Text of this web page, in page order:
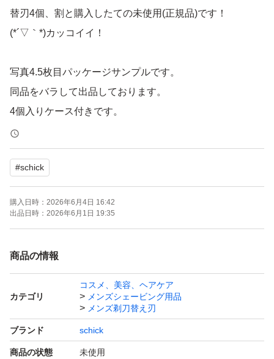
替刃4個、割と購入したての未使用(正規品)です！
(*´▽｀*)カッコイイ！
写真4.5枚目パッケージサンプルです。
同品をバラして出品しております。
4個入りケース付きです。
ハイドロシリーズの、お肌に優しい
ちょっと高級版という感じですかね！
洗練されたデザイン性ながらも、
シックシリーズは全て互換性がありますので
他のシックシリーズにも替刃は適用できます。
このカスタムの本体、デザインもカッコよいですし
『衝撃吸収機能』も搭載されてますので宜しければ本体も
ご検討下さいませ♪
#schick
購入日時： 2026年6月4日 16:42
出品日時： 2026年6月1日 19:35
商品の情報
カテゴリ
コスメ、美容、ヘアケア
メンズシェービング用品
メンズ剃刀替え刃
ブランド schick
商品の状態 未使用